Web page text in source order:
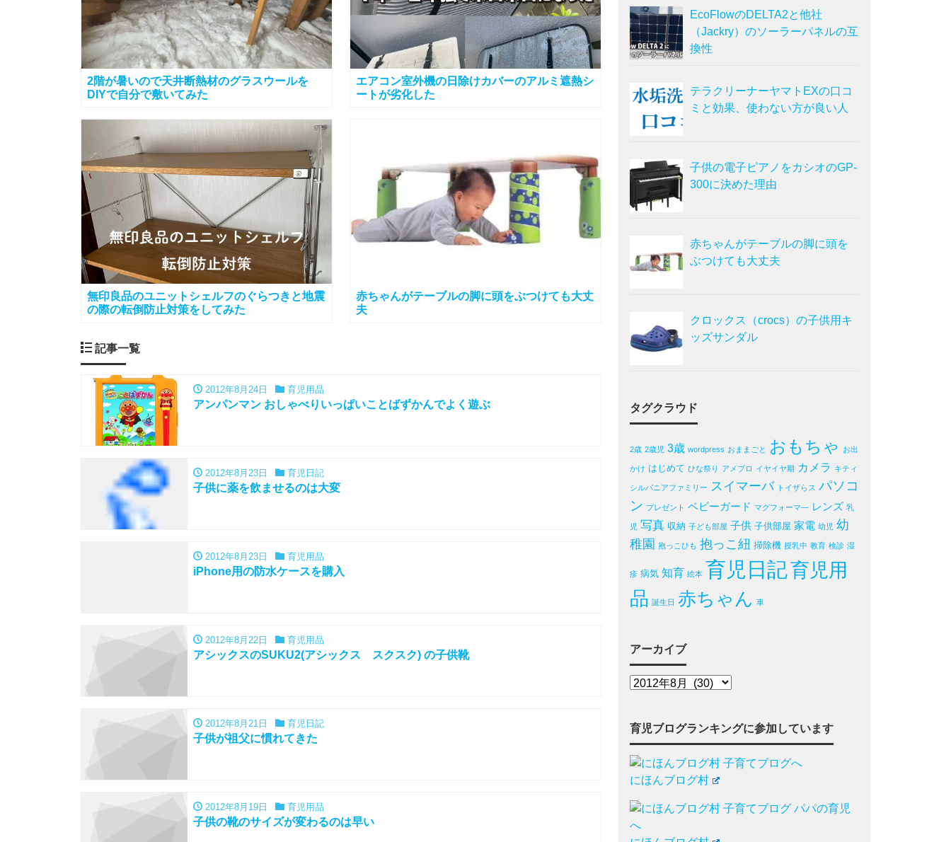
2階が暑いので天井断熱材のグラスウールを
DIYで自分で敷いてみた
エアコン室外機の日除けカバーのアルミ遮熱シ
ートが劣化した
無印良品のユニットシェルフのぐらつきと地震
の際の転倒防止対策をしてみた
赤ちゃんがテーブルの脚に頭をぶつけても大丈
夫
記事一覧
2012年8月24日 育児用品
アンパンマン おしゃべりいっぱいことばずかんでよく遊ぶ
2012年8月23日 育児日記
子供に薬を飲ませるのは大変
2012年8月23日 育児用品
iPhone用の防水ケースを購入
2012年8月22日 育児用品
アシックスのSUKU2(アシックス スクスク) の子供靴
2012年8月21日 育児日記
子供が祖父に慣れてきた
2012年8月19日 育児用品
子供の靴のサイズが変わるのは早い
EcoFlowのDELTA2と他社
（Jackry）のソーラーパネルの互
換性
テラクリーナーヤマトEXの口コ
ミと効果、使わない方が良い人
子供の電子ピアノをカシオのGP-
300に決めた理由
赤ちゃんがテーブルの脚に頭を
ぶつけても大丈夫
クロックス（crocs）の子供用キ
ッズサンダル
タグクラウド
2歳 2歳児 3歳 wordpress おままごと おもちゃ お出
かけ はじめて ひな祭り アメブロ イヤイヤ期 カメラ キティ
シルバニアファミリー スイマーバ トイザらス パソコ
ン プレゼント ベビーガード マグフォーマ― レンズ 乳
児 写真 収納 子ども部屋 子供 子供部屋 家電 幼児 幼
稚園 抱っこひも 抱っこ紐 掃除機 授乳中 教育 検診 湿
疹 病気 知育 絵本 育児日記育児用
品 誕生日 赤ちゃん 車
アーカイブ
育児ブログランキングに参加しています
にほんブログ村